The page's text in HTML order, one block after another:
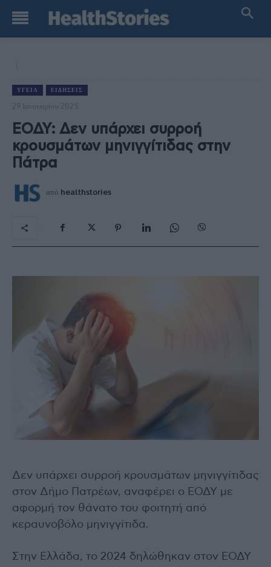
ΥΓΕΊΑ ΕΙΔΉΣΕΙΣ
29 Ιανουαρίου 2025
ΕΟΔΥ: Δεν υπάρχει συρροή
κρουσμάτων μηνιγγίτιδας στην
Πάτρα
από healthstories
Δεν υπάρχει συρροή κρουσμάτων μηνιγγίτιδας
στον Δήμο Πατρέων, αναφέρει ο ΕΟΔΥ με
αφορμή τον θάνατο του φοιτητή από
κεραυνοβόλο μηνιγγίτιδα.
Στην Ελλάδα, το 2024 δηλώθηκαν στον ΕΟΔΥ